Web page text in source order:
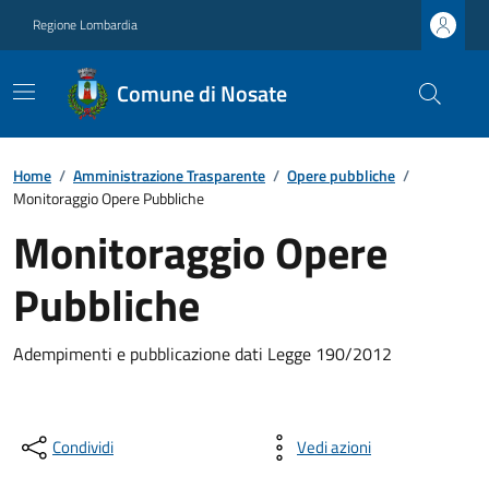
Regione Lombardia
Comune di Nosate
Home / Amministrazione Trasparente / Opere pubbliche /
Monitoraggio Opere Pubbliche
Monitoraggio Opere
Pubbliche
Adempimenti e pubblicazione dati Legge 190/2012
Condividi Vedi azioni